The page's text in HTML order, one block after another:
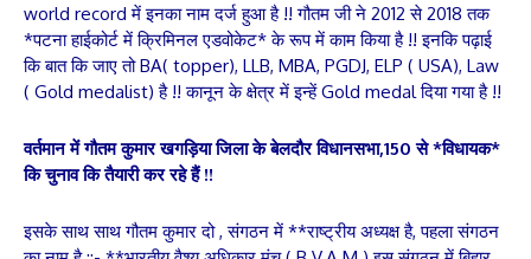
world record में इनका नाम दर्ज हुआ है !! गौतम जी ने 2012 से 2018 तक
*पटना हाईकोर्ट में क्रिमिनल एडवोकेट* के रूप में काम किया है !! इनकि पढ़ाई
कि बात कि जाए तो BA( topper), LLB, MBA, PGDJ, ELP ( USA), Law
( Gold medalist) है !! कानून के क्षेत्र में इन्हें Gold medal दिया गया है !!
वर्तमान में गौतम कुमार खगड़िया जिला के बेलदौर विधानसभा,150 से *विधायक*
कि चुनाव कि तैयारी कर रहे हैं !!
इसके साथ साथ गौतम कुमार दो , संगठन में **राष्ट्रीय अध्यक्ष है, पहला संगठन